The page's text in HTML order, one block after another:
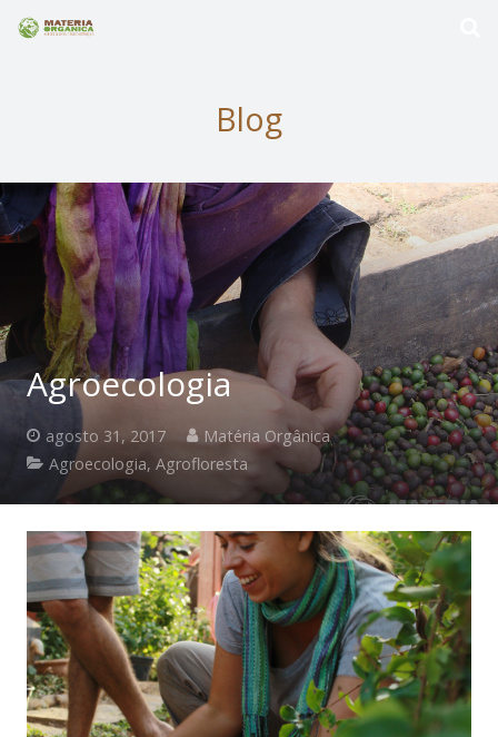
Blog
Agroecologia
agosto 31, 2017
Matéria Orgânica
Agroecologia, Agrofloresta